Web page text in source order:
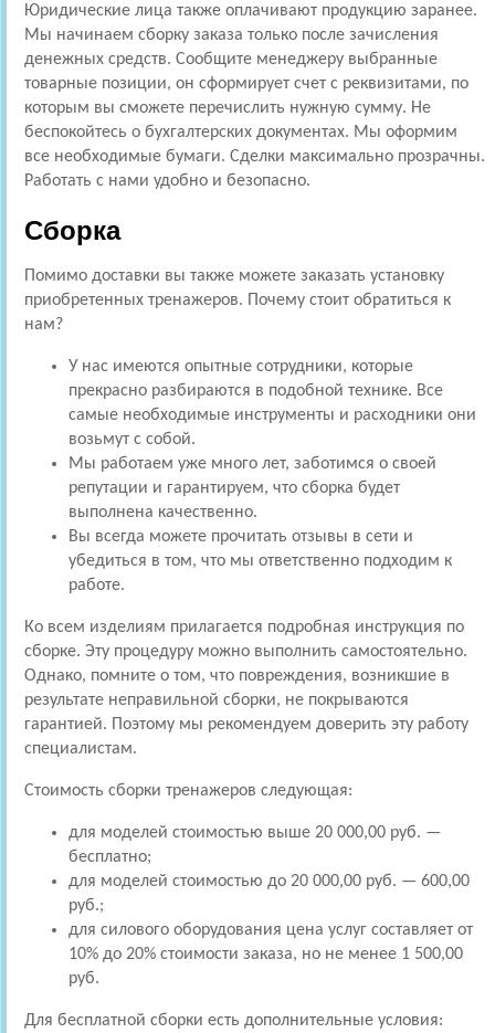
Юридические лица также оплачивают продукцию заранее.
Мы начинаем сборку заказа только после зачисления
денежных средств. Сообщите менеджеру выбранные
товарные позиции, он сформирует счет с реквизитами, по
которым вы сможете перечислить нужную сумму. Не
беспокойтесь о бухгалтерских документах. Мы оформим
все необходимые бумаги. Сделки максимально прозрачны.
Работать с нами удобно и безопасно.
Сборка
Помимо доставки вы также можете заказать установку
приобретенных тренажеров. Почему стоит обратиться к
нам?
У нас имеются опытные сотрудники, которые
прекрасно разбираются в подобной технике. Все
самые необходимые инструменты и расходники они
возьмут с собой.
Мы работаем уже много лет, заботимся о своей
репутации и гарантируем, что сборка будет
выполнена качественно.
Вы всегда можете прочитать отзывы в сети и
убедиться в том, что мы ответственно подходим к
работе.
Ко всем изделиям прилагается подробная инструкция по
сборке. Эту процедуру можно выполнить самостоятельно.
Однако, помните о том, что повреждения, возникшие в
результате неправильной сборки, не покрываются
гарантией. Поэтому мы рекомендуем доверить эту работу
специалистам.
Стоимость сборки тренажеров следующая:
для моделей стоимостью выше 20 000,00 руб. —
бесплатно;
для моделей стоимостью до 20 000,00 руб. — 600,00
руб.;
для силового оборудования цена услуг составляет от
10% до 20% стоимости заказа, но не менее 1 500,00
руб.
Для бесплатной сборки есть дополнительные условия: